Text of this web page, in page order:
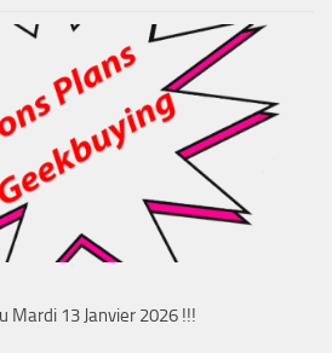
Mardi 13 Janvier 2026 !!!